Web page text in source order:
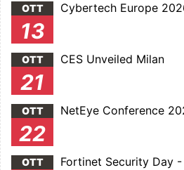
OTT
13
Cybertech Europe
OTT
21
CES Unveiled Milan
OTT
22
NetEye Conference
OTT Fortinet Security Day